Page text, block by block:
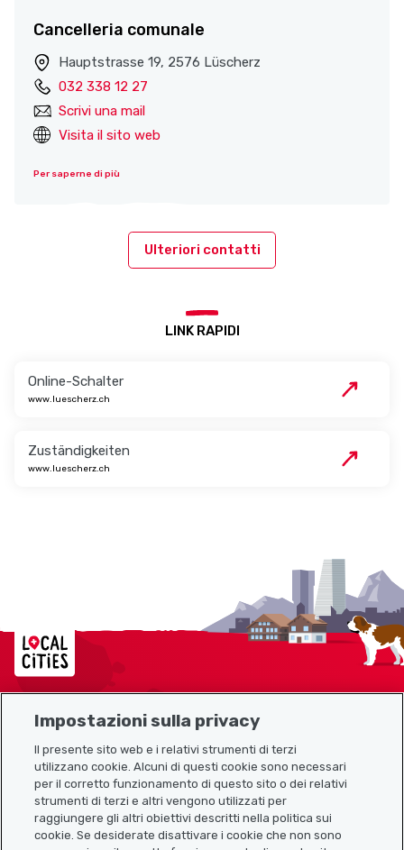
Cancelleria comunale
Hauptstrasse 19, 2576 Lüscherz
032 338 12 27
Scrivi una mail
Visita il sito web
Per saperne di più
Ulteriori contatti
LINK RAPIDI
Online-Schalter
www.luescherz.ch
Zuständigkeiten
www.luescherz.ch
Localcities
Link utili
Impostazioni sulla privacy
Il presente sito web e i relativi strumenti di terzi
utilizzano cookie. Alcuni di questi cookie sono necessari
per il corretto funzionamento di questo sito o dei relativi
strumenti di terzi e altri vengono utilizzati per
raggiungere gli altri obiettivi descritti nella politica sui
cookie. Se desiderate disattivare i cookie che non sono